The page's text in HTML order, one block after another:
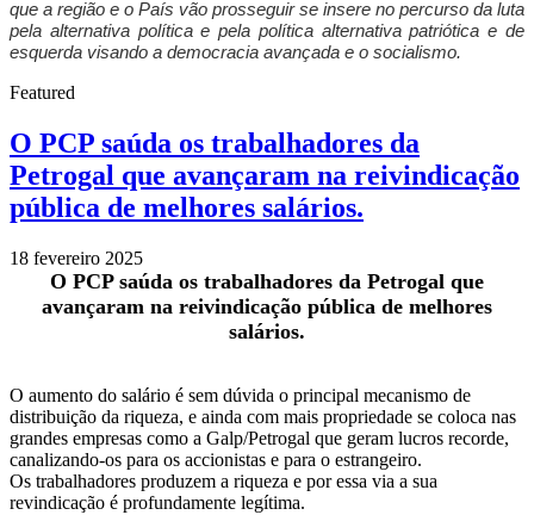
que a região e o País vão prosseguir se insere no percurso da luta
pela alternativa política e pela política alternativa patriótica e de
esquerda visando a democracia avançada e o socialismo.
Featured
O PCP saúda os trabalhadores da
Petrogal que avançaram na reivindicação
pública de melhores salários.
18 fevereiro 2025
O PCP saúda os trabalhadores da Petrogal que
avançaram na reivindicação pública de melhores
salários.
O aumento do salário é sem dúvida o principal mecanismo de
distribuição da riqueza, e ainda com mais propriedade se coloca nas
grandes empresas como a Galp/Petrogal que geram lucros recorde,
canalizando-os para os accionistas e para o estrangeiro.
Os trabalhadores produzem a riqueza e por essa via a sua
revindicação é profundamente legítima.